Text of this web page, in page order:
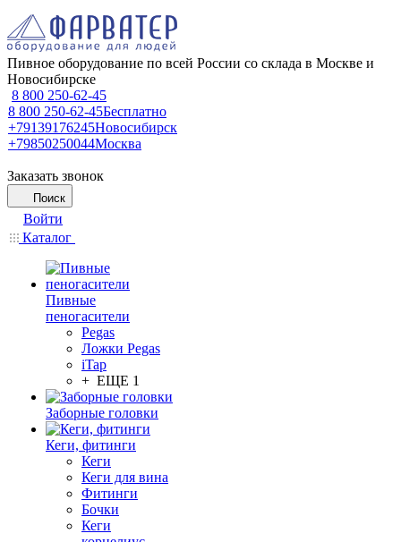
Пивное оборудование по всей России со склада в Москве и
Новосибирске
8 800 250-62-45
8 800 250-62-45Бесплатно
+79139176245Новосибирск
+79850250044Москва
Заказать звонок
Поиск
Войти
Каталог
Пивные
пеногасители
Pegas
Ложки Pegas
iTap
+ ЕЩЕ 1
Заборные головки
Кеги, фитинги
Кеги
Кеги для вина
Фитинги
Бочки
Кеги